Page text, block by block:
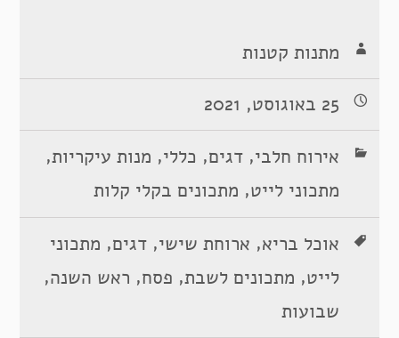
מתנות קטנות
25 באוגוסט, 2021
אירוח חלבי,דגים, כללי, מנות עיקריות,
מתכוני לייט, מתכונים בקלי קלות
אוכל בריא, ארוחת שישי,דגים, מתכוני
לייט, מתכונים לשבת, פסח, ראש השנה,
שבועות